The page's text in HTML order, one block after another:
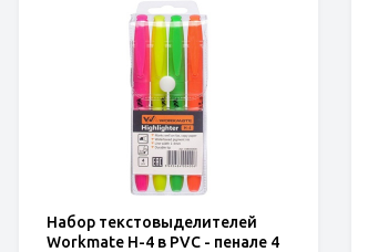
Набор текстовыделителей
Workmate H-4 в PVC - пенале 4